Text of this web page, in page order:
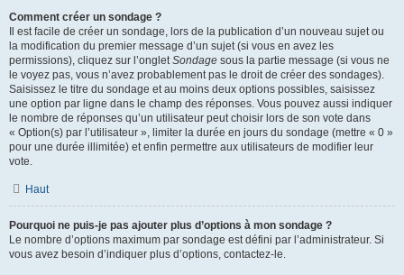
Comment créer un sondage ?
Il est facile de créer un sondage, lors de la publication d’un nouveau sujet ou
la modification du premier message d’un sujet (si vous en avez les
permissions), cliquez sur l’ongletSondage sous la partie message (si vous ne
le voyez pas, vous n’avez probablement pas le droit de créer des sondages).
Saisissez le titre du sondage et au moins deux options possibles, saisissez
une option par ligne dans le champ des réponses. Vous pouvez aussi indiquer
le nombre de réponses qu’un utilisateur peut choisir lors de son vote dans
« Option(s) par l’utilisateur », limiter la durée en jours du sondage (mettre « 0 »
pour une durée illimitée) et enfin permettre aux utilisateurs de modifier leur
vote.
Haut
Pourquoi ne puis-je pas ajouter plus d’options à mon sondage ?
Le nombre d’options maximum par sondage est défini par l’administrateur. Si
vous avez besoin d’indiquer plus d’options, contactez-le.